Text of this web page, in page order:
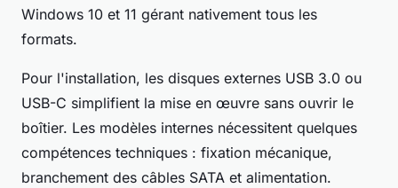
Windows 10 et 11 gérant nativement tous les
formats.
Pour l'installation, les disques externes USB 3.0 ou
USB-C simplifient la mise en œuvre sans ouvrir le
boîtier. Les modèles internes nécessitent quelques
compétences techniques : fixation mécanique,
branchement des câbles SATA et alimentation.